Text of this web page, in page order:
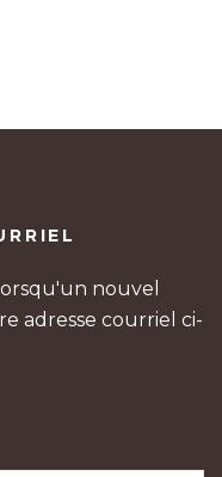
nouvel
adresse courriel ci-